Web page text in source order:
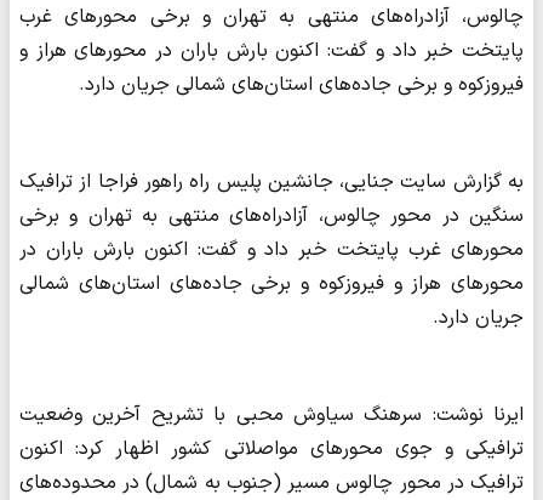
چالوس، آزادراه‌های منتهی به تهران و برخی محورهای غرب
پایتخت خبر داد و گفت: اکنون بارش باران در محورهای هراز و
فیروزکوه و برخی جاده‌های استان‌های شمالی جریان دارد.
به گزارش سایت جنایی، جانشین پلیس راه راهور فراجا از ترافیک
سنگین در محور چالوس، آزادراه‌های منتهی به تهران و برخی
محورهای غرب پایتخت خبر داد و گفت: اکنون بارش باران در
محورهای هراز و فیروزکوه و برخی جاده‌های استان‌های شمالی
جریان دارد.
ایرنا نوشت: سرهنگ سیاوش محبی با تشریح آخرین وضعیت
ترافیکی و جوی محورهای مواصلاتی کشور اظهار کرد: اکنون
ترافیک در محور چالوس مسیر (جنوب به شمال) در محدوده‌های